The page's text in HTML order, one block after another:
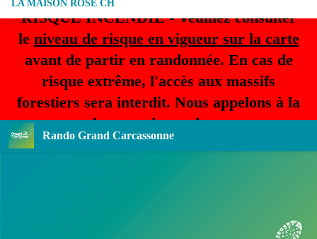
RISQUE INCENDIE - Veuillez consulter
le niveau de risque en vigueur sur la carte
avant de partir en randonnée. En cas de
risque extrême, l'accès aux massifs
forestiers sera interdit. Nous appelons à la
plus grande prudence.
Rando Grand Carcassonne
LA MAISON ROSE CH